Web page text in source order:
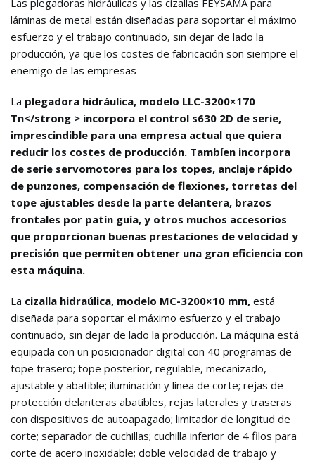
Las plegadoras hidráulicas y las cizallas FEYSAMA para
láminas de metal están diseñadas para soportar el máximo
esfuerzo y el trabajo continuado, sin dejar de lado la
producción, ya que los costes de fabricación son siempre el
enemigo de las empresas
La plegadora hidráulica, modelo LLC-3200×170
Tn</strong > incorpora el control s630 2D de serie,
imprescindible para una empresa actual que quiera
reducir los costes de producción. Tambíen incorpora
de serie servomotores para los topes, anclaje rápido
de punzones, compensación de flexiones, torretas del
tope ajustables desde la parte delantera, brazos
frontales por patín guía, y otros muchos accesorios
que proporcionan buenas prestaciones de velocidad y
precisión que permiten obtener una gran eficiencia con
esta máquina.
La cizalla hidraúlica, modelo MC-3200×10 mm, está
diseñada para soportar el máximo esfuerzo y el trabajo
continuado, sin dejar de lado la producción. La máquina está
equipada con un posicionador digital con 40 programas de
tope trasero; tope posterior, regulable, mecanizado,
ajustable y abatible; iluminación y línea de corte; rejas de
protección delanteras abatibles, rejas laterales y traseras
con dispositivos de autoapagado; limitador de longitud de
corte; separador de cuchillas; cuchilla inferior de 4 filos para
corte de acero inoxidable; doble velocidad de trabajo y